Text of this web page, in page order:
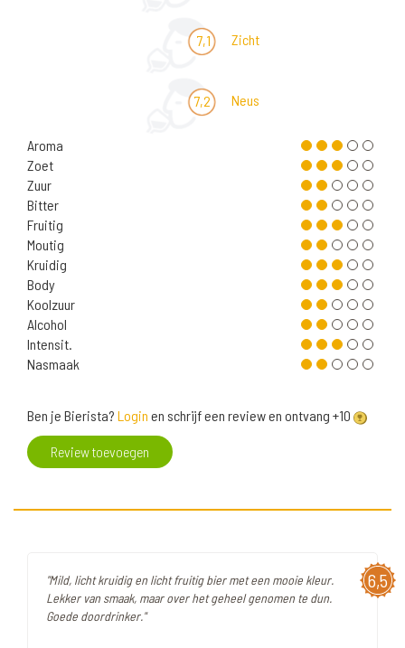
7,1 Zicht
7,2 Neus
Aroma
Zoet
Zuur
Bitter
Fruitig
Moutig
Kruidig
Body
Koolzuur
Alcohol
Intensit.
Nasmaak
Ben je Bierista? Login en schrijf een review en ontvang +10
Review toevoegen
6,5
"Mild, licht kruidig en licht fruitig bier met een mooie kleur.
Lekker van smaak, maar over het geheel genomen te dun.
Goede doordrinker."